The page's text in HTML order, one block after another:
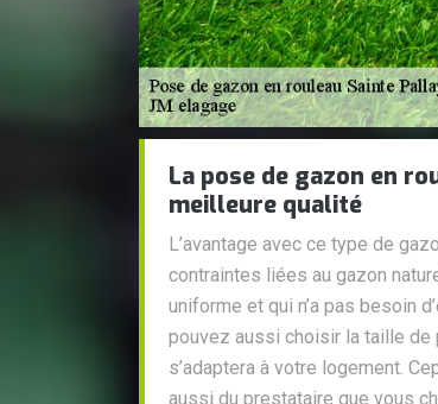
La pose de gazon en
meilleure qualité
L’avantage avec ce type de
contraintes liées au gazon
uniforme et qui n’a pas besoin
pouvez aussi choisir la taille de
s’adaptera à votre logement.
aussi du prestataire que vous